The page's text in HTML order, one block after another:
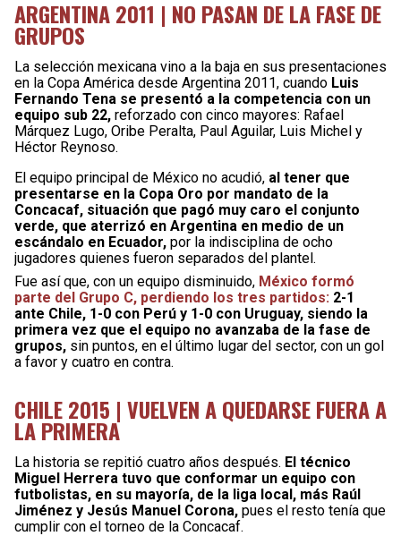
ARGENTINA 2011 | NO PASAN DE LA FASE DE
GRUPOS
La selección mexicana vino a la baja en sus presentaciones
en la Copa América desde Argentina 2011, cuando Luis
Fernando Tena se presentó a la competencia con un
equipo sub 22, reforzado con cinco mayores: Rafael
Márquez Lugo, Oribe Peralta, Paul Aguilar, Luis Michel y
Héctor Reynoso.
El equipo principal de México no acudió, al tener que
presentarse en la Copa Oro por mandato de la
Concacaf, situación que pagó muy caro el conjunto
verde, que aterrizó en Argentina en medio de un
escándalo en Ecuador, por la indisciplina de ocho
jugadores quienes fueron separados del plantel.
Fue así que, con un equipo disminuido, México formó
parte del Grupo C, perdiendo los tres partidos: 2-1
ante Chile, 1-0 con Perú y 1-0 con Uruguay, siendo la
primera vez que el equipo no avanzaba de la fase de
grupos, sin puntos, en el último lugar del sector, con un gol
a favor y cuatro en contra.
CHILE 2015 | VUELVEN A QUEDARSE FUERA A
LA PRIMERA
La historia se repitió cuatro años después. El técnico
Miguel Herrera tuvo que conformar un equipo con
futbolistas, en su mayoría, de la liga local, más Raúl
Jiménez y Jesús Manuel Corona, pues el resto tenía que
cumplir con el torneo de la Concacaf.